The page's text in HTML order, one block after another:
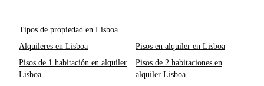
Tipos de propiedad en Lisboa
Alquileres en Lisboa
Pisos en alquiler en Lisboa
Pisos de 1 habitación en alquiler
Lisboa
Pisos de 2 habitaciones en
alquiler Lisboa